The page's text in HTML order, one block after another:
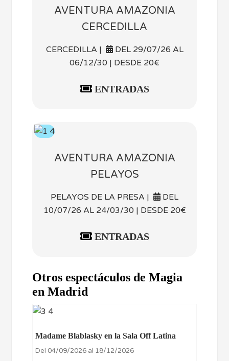
AVENTURA AMAZONIA
CERCEDILLA
CERCEDILLA |
DEL 29/07/26 AL
06/12/30 | DESDE 20€
ENTRADAS
AVENTURA AMAZONIA
PELAYOS
PELAYOS DE LA PRESA |
DEL
10/07/26 AL 24/03/30 | DESDE 20€
ENTRADAS
Otros espectáculos de Magia
en Madrid
Madame Blablasky en la Sala Off Latina
Del 04/09/2026 al 18/12/2026